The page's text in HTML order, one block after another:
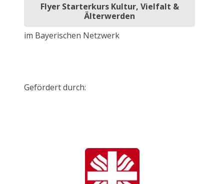
Flyer Starterkurs Kultur, Vielfalt &
Älterwerden
im Bayerischen Netzwerk
Gefördert durch: